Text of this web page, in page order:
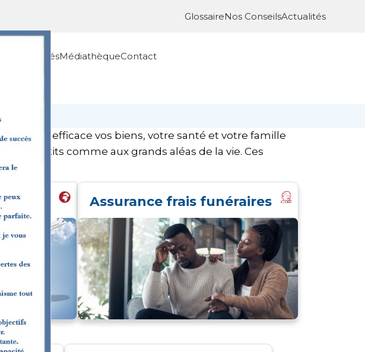
GlossaireNos ConseilsActualités
ActualitésMédiathèqueContact
efficace vos biens, votre santé et votre famille
aux petits comme aux grands aléas de la vie. Ces
Assurance frais funéraires